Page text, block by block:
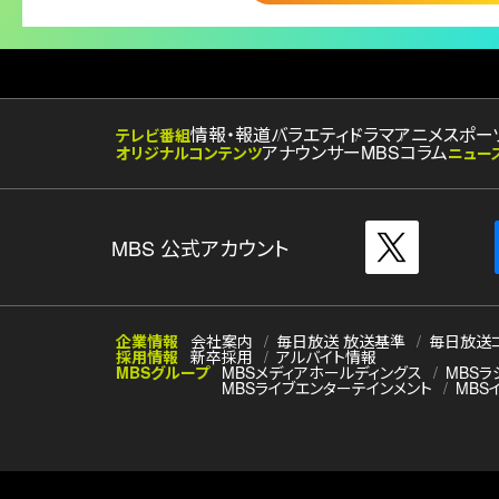
テレビ番組情報・報道バラエティドラマアニメスポー
オリジナルコンテンツアナウンサーMBSコラムニュー
MBS 公式アカウント
企業情報 会社案内 毎日放送 放送基準 毎日放送
採用情報 新卒採用 アルバイト情報
MBSグループ MBSメディアホールディングス MBSラ
MBSライブエンターテインメント MBS